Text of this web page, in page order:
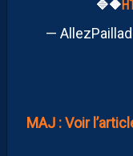
🔷️🔶️
—
MAJ : Voir